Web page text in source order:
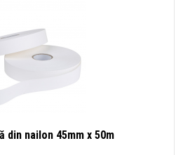
din nailon 45mm x 50m